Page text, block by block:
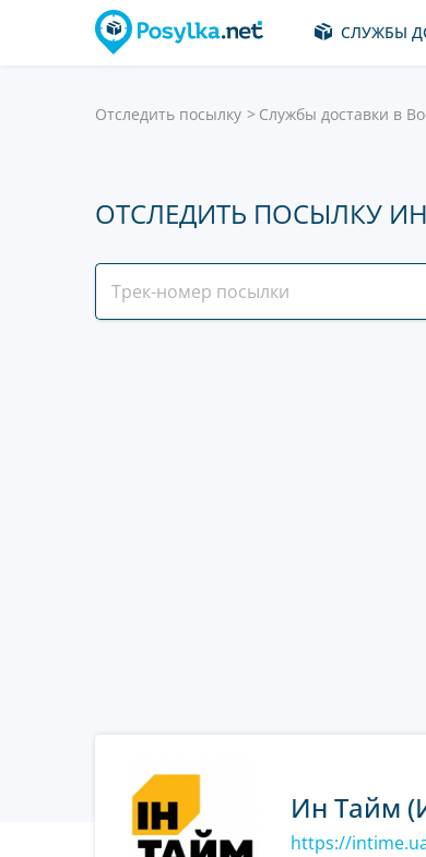
СЛУЖБЫ
Отследить посылку Службы доставки в
ОТСЛЕДИТЬ ПОСЫЛКУ
Ин Тайм
https://